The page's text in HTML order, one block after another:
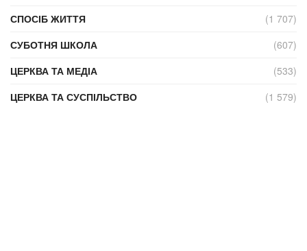
СПОСІБ ЖИТТЯ
(1 707)
СУБОТНЯ ШКОЛА
(607)
ЦЕРКВА ТА МЕДІА
(533)
ЦЕРКВА ТА СУСПІЛЬСТВО
(1 579)